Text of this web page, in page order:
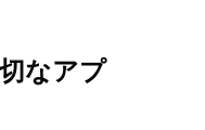
なアプ